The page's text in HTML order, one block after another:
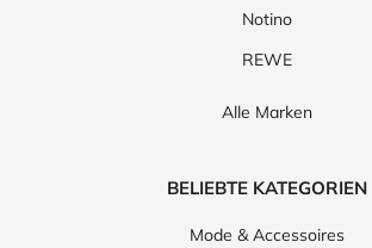
Notino
REWE
Alle Marken
BELIEBTE KATEGORIEN
Mode & Accessoires